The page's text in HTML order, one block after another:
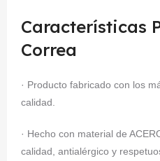
Características
Correa
· Producto fabricado con los
calidad.
· Hecho con material de
calidad, antialérgico y